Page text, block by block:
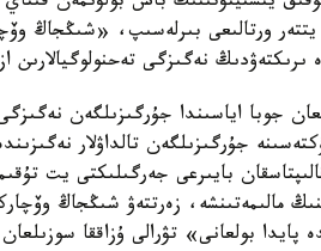
ورتالىعى بىرلەسىپ، «شىڭجاڭ
ىرىكتەۋدىڭ نەگىزگى
جوبا اياسىندا جۇرگىزىلگەن
جۇرگىزىلگەن تالداۋلار
قالىپتاسقان بايىرعى جەرگىلىكتى يت
مالىمەتىنشە، زەرتتەۋ شىڭجاڭ
پايدا بولعانى» تۋرالى ۇزاققا